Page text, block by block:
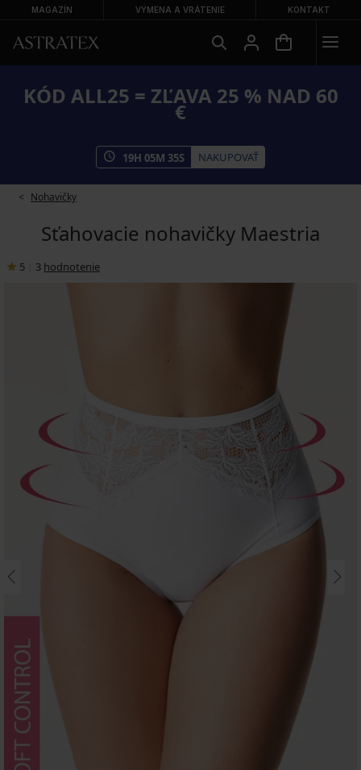
MAGAZÍN VÝMENA A VRÁTENIE KONTAKT
KÓD ALL25 = ZĽAVA 25 % NAD 60
€
19H 05M 35S NAKUPOVAŤ
Nohavičky
Sťahovacie nohavičky Maestria
5 3 hodnotenie